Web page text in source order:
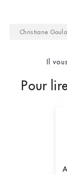
Christiane
Il
Pour